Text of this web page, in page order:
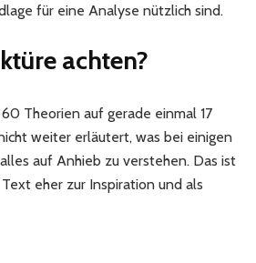
für eine Analyse nützlich sind.
achten?
Theorien auf gerade einmal 17
weiter erläutert, was bei einigen
auf Anhieb zu verstehen. Das ist
eher zur Inspiration und als